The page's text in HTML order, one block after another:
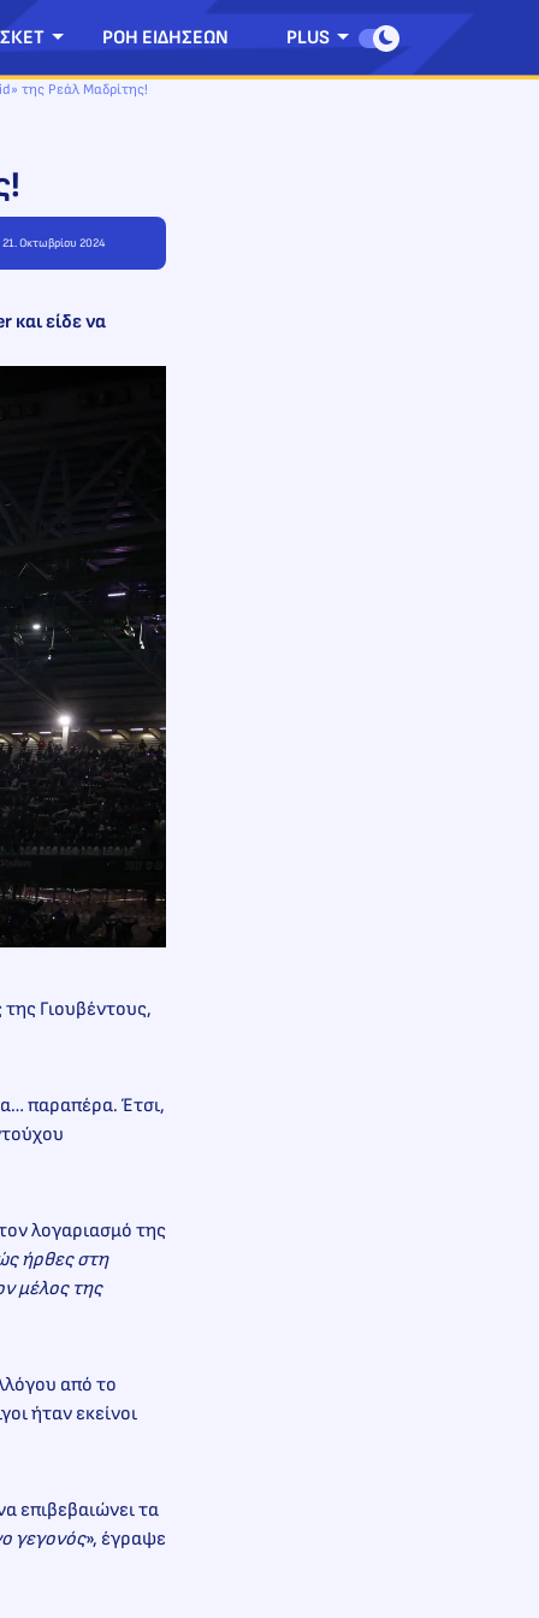
ΡΟΗ ΕΙΔΗΣΕΩΝ PLUS
της Ρεάλ Μαδρίτης!
21. Οκτωβρίου 2024
και είδε να
Γιουβέντους,
παραπέρα. Έτσι,
λογαριασμό της
ήρθες στη
μέλος της
από το
ήταν εκείνοι
επιβεβαιώνει τα
γεγονός», έγραψε